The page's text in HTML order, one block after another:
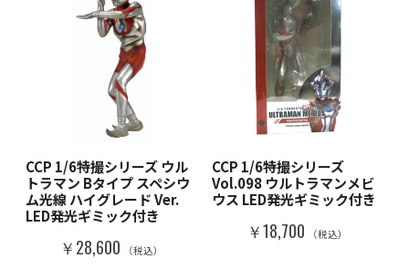
CCP 1/6特撮シリーズ ウル
トラマン Bタイプ スペシウ
ム光線 ハイグレード Ver.
LED発光ギミック付き
￥28,600 （税込）
CCP 1/6特撮シリーズ
Vol.098 ウルトラマンメビ
ウス LED発光ギミック付き
￥18,700 （税込）